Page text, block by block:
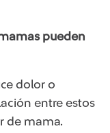
pueden
dolor o
entre estos
de mama.